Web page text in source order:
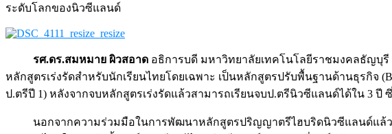
ระดับโลกของนิวซีแลนด์
รศ.ดร.สมหมาย ผิวสอาด อธิการบดี มหาวิทยาลัยเทคโนโลยีราชมงคลธัญบุรี
หลักสูตรเร่งรัดสำหรับนักเรียนไทยโดยเฉพาะ เป็นหลักสูตรปรับพื้นฐานด้านธุรกิจ
ป.ตรีปี 1) หลังจากจบหลักสูตรเร่งรัดแล้วสามารถเรียนจบป.ตรีนิวซีแลนด์ได้ใน 3
นอกจากความร่วมมือในการพัฒนาหลักสูตรปริญญาตรีไฮบริดนิวซีแลนด์แล้